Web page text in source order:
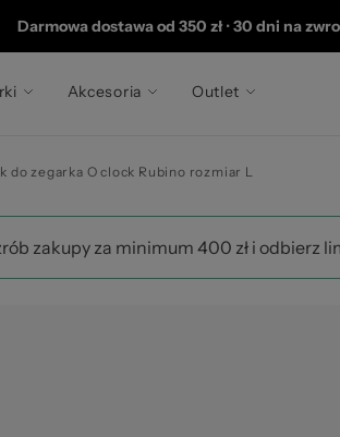
Darmowa dostawa od 350 zł •30 dni na
Akcesoria Outlet
do zegarka O clock Rubino rozmiar L
zakupy za minimum 400 zł i odbierz